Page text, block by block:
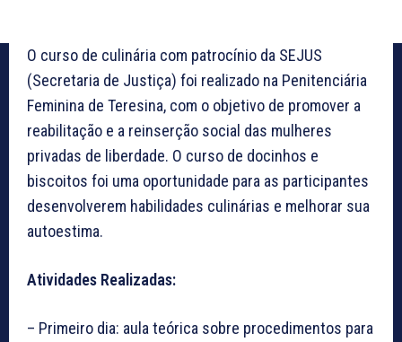
O curso de culinária com patrocínio da SEJUS
(Secretaria de Justiça) foi realizado na Penitenciária
Feminina de Teresina, com o objetivo de promover a
reabilitação e a reinserção social das mulheres
privadas de liberdade. O curso de docinhos e
biscoitos foi uma oportunidade para as participantes
desenvolverem habilidades culinárias e melhorar sua
autoestima.
Atividades Realizadas:
– Primeiro dia: aula teórica sobre procedimentos para